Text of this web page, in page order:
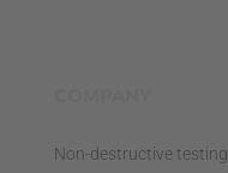
Non-destructive testing